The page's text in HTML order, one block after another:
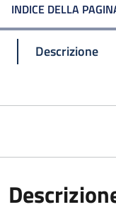
INDICE DELLA
Descrizione